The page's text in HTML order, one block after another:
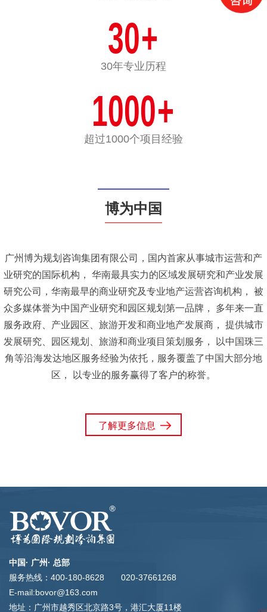
30+
30年专业历程
1000+
超过1000个项目经验
博为中国
广州博为规划咨询集团有限公司，国内首家从事城市运营和产
业研究的国际机构， 华南最具实力的区域发展研究和产业发展
研究公司，华南最早的商业研究及专业地产运营咨询机构， 被
众多媒体誉为中国产业研究和园区规划第一品牌，
多年来一直
服务政府、产业园区、旅游开发和商业地产发展商，
提供城市
发展研究、园区规划、旅游和商业项目策划服务，
以中国珠三
角等沿海发达地区服务经验为依托，服务覆盖了中国大部分地
区，
以专业的服务赢得了客户的称誉。
了解更多信息
中国· 广州· 总部
服务热线：400-180-8628 020-37661268
E-mail:bovor@163.com
地址：广州市越秀区北京路3号，港汇大厦11楼